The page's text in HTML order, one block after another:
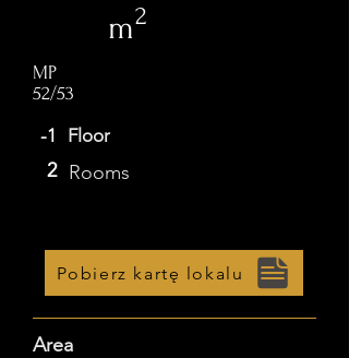
m
MP
52/53
-1 Floor
2 Rooms
Pobierz kartę lokalu
Area
2